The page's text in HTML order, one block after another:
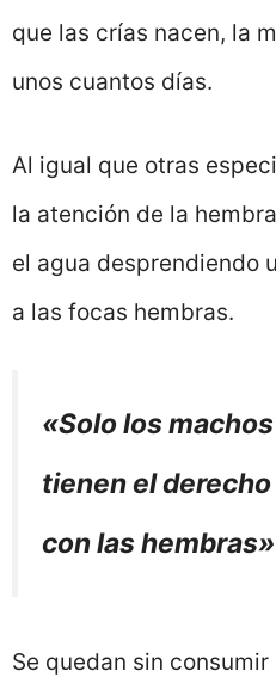
que las crías nacen, la
unos cuantos días.
Al igual que otras
la atención de la
el agua desprendiendo
a las focas hembras.
«Solo los
tienen el
con las hembras»
Se quedan sin